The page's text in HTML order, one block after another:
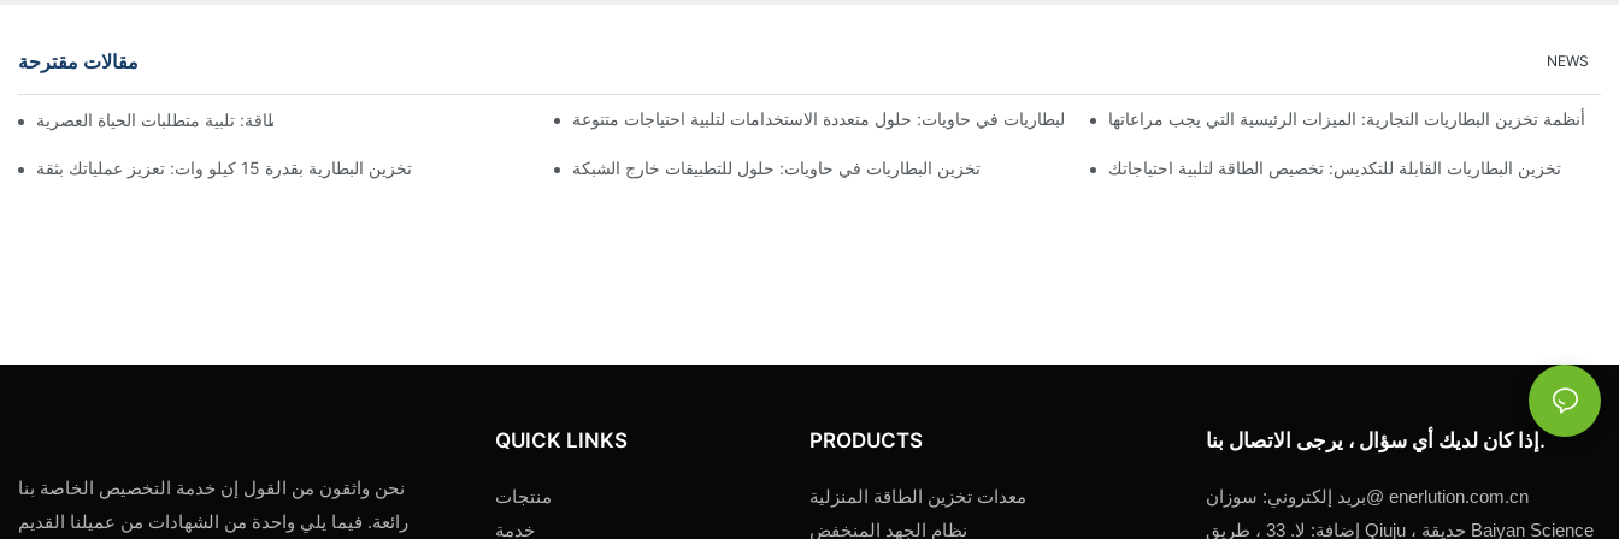
مقالات مقترحة NEWS
حلول تخزين الطاقة: تلبية متطلبات الحياة العصرية تخزين البطاريات في حاويات: حلول متعددة الاستخدامات لتلبية احتياجات متنوعةأنظمة تخزين البطاريات التجارية: الميزات الرئيسية التي يجب مراعاتها
تخزين البطارية بقدرة 15 كيلو وات: تعزيز عملياتك بثقة تخزين البطاريات في حاويات: حلول للتطبيقات خارج الشبكة تخزين البطاريات القابلة للتكديس: تخصيص الطاقة لتلبية احتياجاتك
نحن واثقون من القول إن خدمة التخصيص الخاصة بنا
رائعة. فيما يلي واحدة من الشهادات من عميلنا القديم
QUICK LINKS
منتجات
خدمة
PRODUCTS
معدات تخزين الطاقة المنزلية
نظام الجهد المنخفض
إذا كان لديك أي سؤال ، يرجى الاتصال بنا.
بريد إلكتروني:سوزان@ enerlution.com.cn
إضافة: لا. 33 ، طريق Qiuju ، حديقة Baiyan Science